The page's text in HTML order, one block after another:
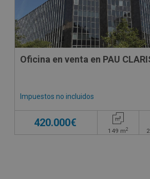
Oficina en venta en PAU
Impuestos no incluidos
420.000€
149 m2 2